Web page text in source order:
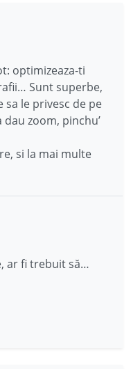
optimizeaza-ti
Sunt superbe,
le privesc de pe
zoom, pinchu’
si la mai multe
ar fi trebuit să…